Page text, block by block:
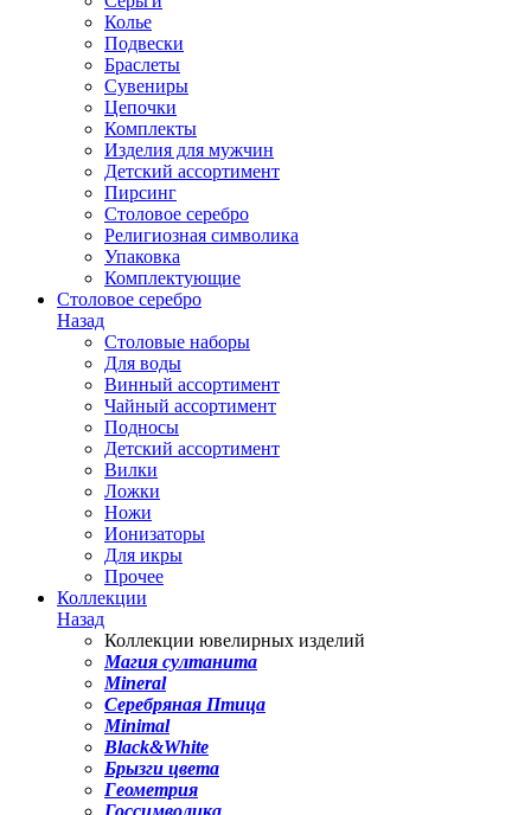
Колье
Подвески
Браслеты
Сувениры
Цепочки
Комплекты
Изделия для мужчин
Детский ассортимент
Пирсинг
Столовое серебро
Религиозная символика
Упаковка
Комплектующие
Столовое серебро
Назад
Столовые наборы
Для воды
Винный ассортимент
Чайный ассортимент
Подносы
Детский ассортимент
Вилки
Ложки
Ножи
Ионизаторы
Для икры
Прочее
Коллекции
Назад
Коллекции ювелирных изделий
Магия султанита
Mineral
Серебряная Птица
Minimal
Black&White
Брызги цвета
Геометрия
Госсимволика